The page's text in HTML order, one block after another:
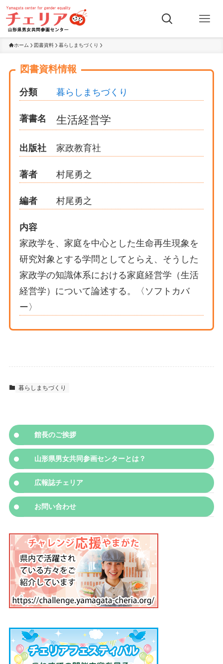
ホーム 図書資料 暮らしまちづくり
図書資料情報
分類 暮らしまちづくり
著書名 生活経営学
出版社 家政教育社
著者 村尾勇之
編者 村尾勇之
内容
家政学を、家庭を中心とした生命再生現象を
研究対象とする学問としてとらえ、そうした
家政学の知識体系における家庭経営学（生活
経営学）について論述する。〈ソフトカバ
ー〉
暮らしまちづくり
館長のご挨拶
山形県男女共同参画センターとは？
広報誌チェリア
お問い合わせ